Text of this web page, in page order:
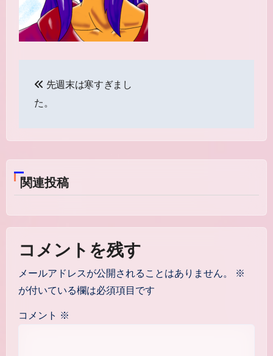
稿
ビ
ゲ
ー
シ
ョ
ン
先週末は寒すぎまし
た。
関連投稿
コメントを残す
メールアドレスが公開されることはありません。
※
が付いている欄は必須項目です
コメント ※